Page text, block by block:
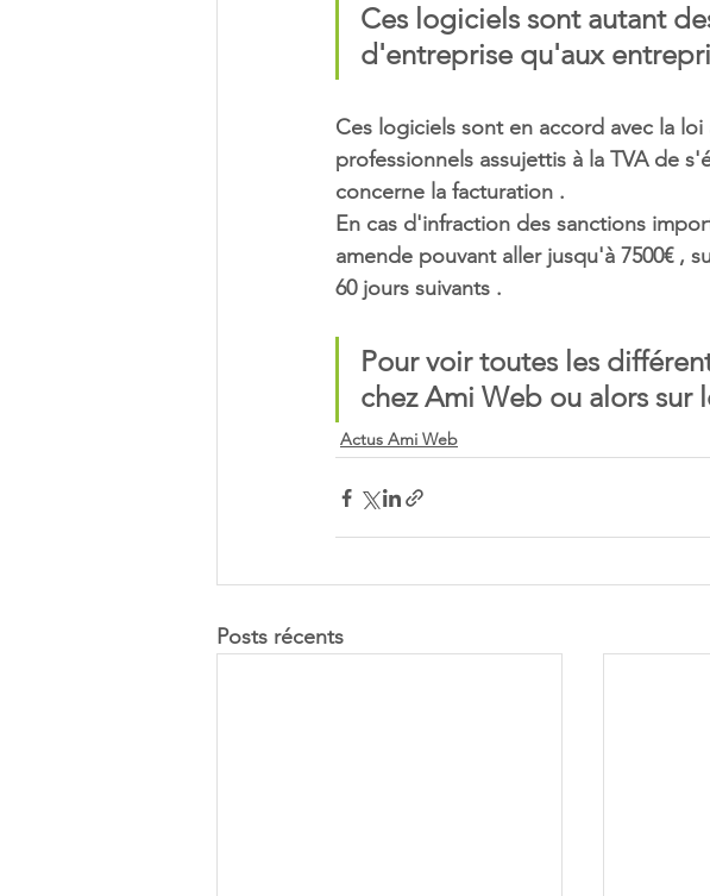
Ces logiciels sont autant
d'entreprise qu'aux
Ces logiciels sont en accord avec la
professionnels assujettis à la TVA de
concerne la facturation .
En cas d'infraction des sanctions
amende pouvant aller jusqu'à 7500€ ,
60 jours suivants .
Pour voir toutes les
chez Ami Web ou alors sur
Actus Ami Web
Posts récents